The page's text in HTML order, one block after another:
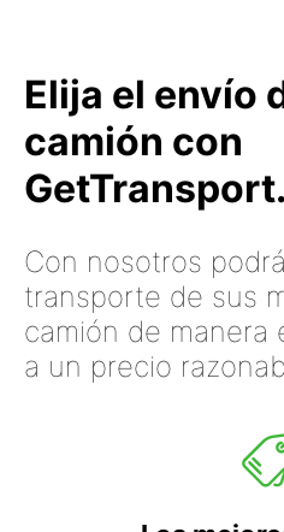
Elija el envío
camión con
Con nosotros
transporte de sus
camión de manera
a un precio